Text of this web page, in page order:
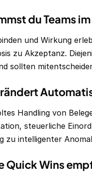
du Teams
und Wirkung
zu Akzeptanz.
sollten
Handling von
steuerliche
zu intelligenter
Quick Wins